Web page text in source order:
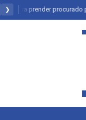
❯ procurado pela justiça